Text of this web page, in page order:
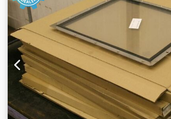
Dimensions: Ø 500 x 1000 mm -Weight: